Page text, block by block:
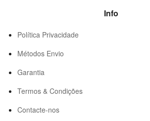
Info
Política Privacidade
Métodos Envio
Garantia
Termos & Condições
Contacte-nos